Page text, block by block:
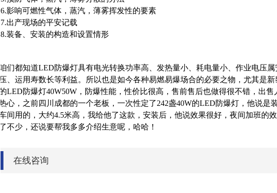
6.影响可燃性气体，蒸汽，薄雾挥发性的要素
7.出产现场的平安记载
8.装备、安装的构造和设置情形
咱们都知道LED防爆灯具有电光转换功率高、发热量小、耗电量小、作业电压
压、运用寿数长等利益。所以也是如今各种易燃易爆场合的必要之物，尤其是
的LED防爆灯40W50W，防爆性能，性价比很高，售前售后也做得很不错，出售
热心，之前四川成都的一个老板，一次性定了242盏40W的LED防爆灯，他说是
车间用的，大约4.5米高，我给他了这款，安装后，他说效果很好，夜间加班的
了不少，还说要帮我多多介绍生意呢，哈哈！
在线咨询